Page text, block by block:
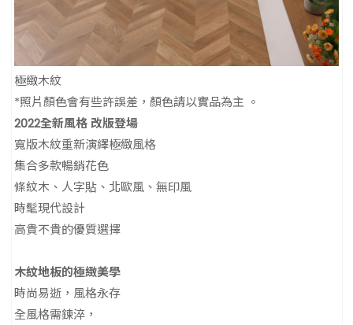
極緻木紋
*照片顏色會有些許誤差，顏色請以實品為主 。
2022全新風格 改版登場
寬版木紋重新演繹極緻風格
集合多款暢銷花色
條紋木、人字貼、北歐風、無印風
時髦現代設計
高貴不貴的優質選擇
木紋地板的極緻美學
時尚易逝，風格永存
全風格需鍊淬，